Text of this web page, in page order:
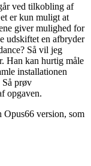
ved tilkobling af
er kun muligt at
giver mulighed for
udskiftet en afbryder
Så vil jeg
Han kan hurtig måle
installationen
prøv
opgaven.
Opus66 version, som